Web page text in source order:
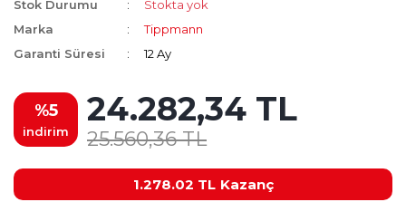
Stok Durumu
Stokta yok
Marka
Tippmann
Garanti Süresi
12 Ay
%5
indirim
24.282,34 TL
25.560,36 TL
1.278.02 TL Kazanç